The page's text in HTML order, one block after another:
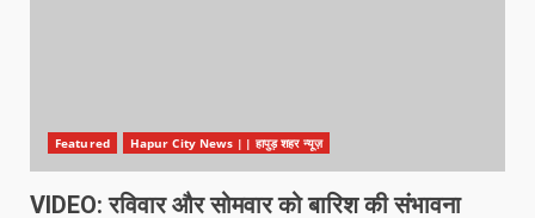
Featured Hapur City News || हापुड़ शहर न्यूज़
VIDEO: रविवार और सोमवार को बारिश की संभावना